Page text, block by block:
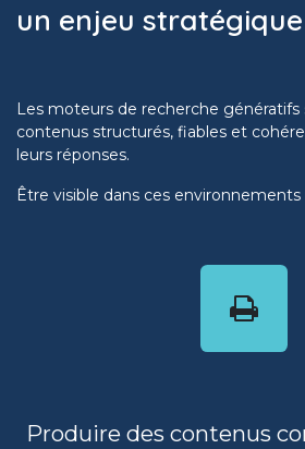
un enjeu stratégique
Les moteurs de recherche génératifs
contenus structurés, fiables et
leurs réponses.
Être visible dans ces
Produire des contenus